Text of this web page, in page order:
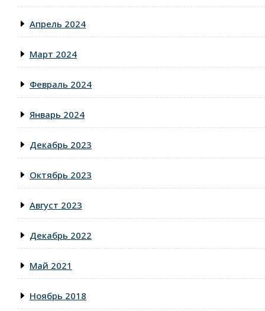
Апрель 2024
Март 2024
Февраль 2024
Январь 2024
Декабрь 2023
Октябрь 2023
Август 2023
Декабрь 2022
Май 2021
Ноябрь 2018